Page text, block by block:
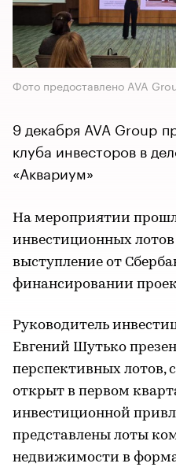
Фото предоставлено AVA
9 декабря AVA Group
клуба инвесторов в
«Аквариум»
На мероприятии
инвестиционных лотов
выступление от
финансировании
Руководитель
Евгений Шутько
перспективных лотов,
открыт в первом
инвестиционной
представлены лоты
недвижимости в